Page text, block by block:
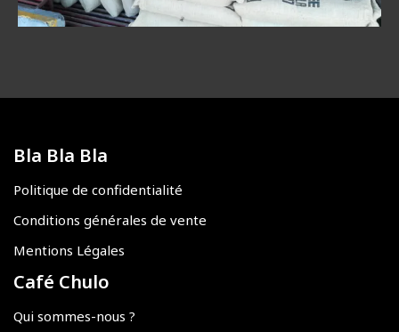
Bla Bla Bla
Politique de confidentialité
Conditions générales de vente
Mentions Légales
Café Chulo
Qui sommes-nous ?